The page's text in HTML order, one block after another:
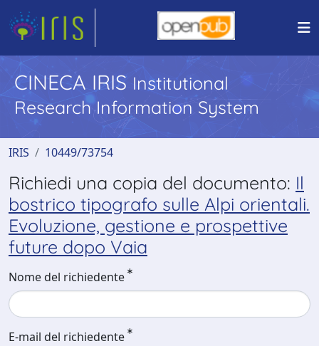
CINECA IRIS Institutional
Research Information System
IRIS 10449/73754
Richiedi una copia del documento: Il
bostrico tipografo sulle Alpi orientali.
Evoluzione, gestione e prospettive
future dopo Vaia
Nome del richiedente
E-mail del richiedente